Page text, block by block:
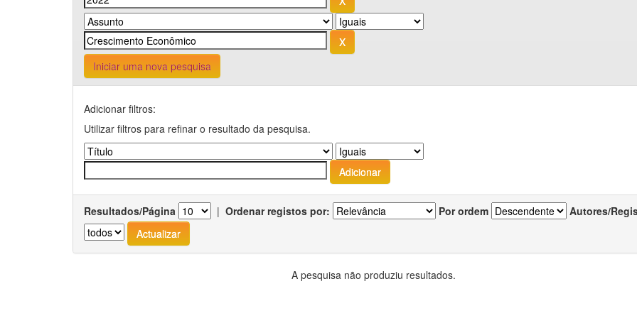
Iniciar uma nova pesquisa
Adicionar filtros:
Utilizar filtros para refinar o resultado da pesquisa.
Resultados/Página | Ordenar registos por: Por ordem Autores/
A pesquisa não produziu resultados.